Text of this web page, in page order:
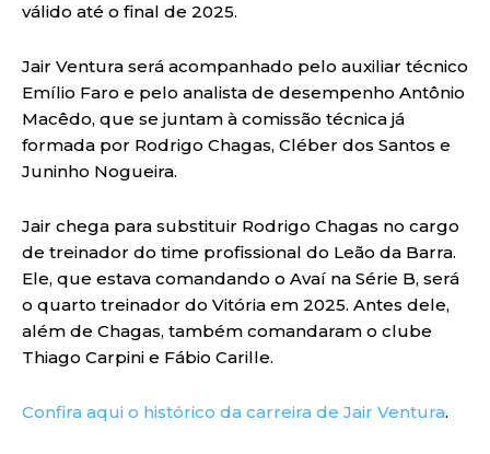
válido até o final de 2025.
Jair Ventura será acompanhado pelo auxiliar técnico
Emílio Faro e pelo analista de desempenho Antônio
Macêdo, que se juntam à comissão técnica já
formada por Rodrigo Chagas, Cléber dos Santos e
Juninho Nogueira.
Jair chega para substituir Rodrigo Chagas no cargo
de treinador do time profissional do Leão da Barra.
Ele, que estava comandando o Avaí na Série B, será
o quarto treinador do Vitória em 2025. Antes dele,
além de Chagas, também comandaram o clube
Thiago Carpini e Fábio Carille.
Confira aqui o histórico da carreira de Jair Ventura.